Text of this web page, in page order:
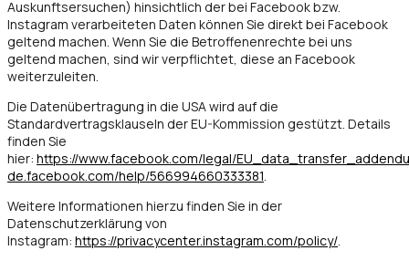
Auskunftsersuchen) hinsichtlich der bei Facebook bzw.
Instagram verarbeiteten Daten können Sie direkt bei Facebook
geltend machen. Wenn Sie die Betroffenenrechte bei uns
geltend machen, sind wir verpflichtet, diese an Facebook
weiterzuleiten.
Die Datenübertragung in die USA wird auf die
Standardvertragsklauseln der EU-Kommission gestützt. Details
finden Sie
hier: https://www.facebook.com/legal/
de.facebook.com/help/566994660333381.
Weitere Informationen hierzu finden Sie in der
Datenschutzerklärung von
Instagram: https://privacycenter.instagram.com/policy/.